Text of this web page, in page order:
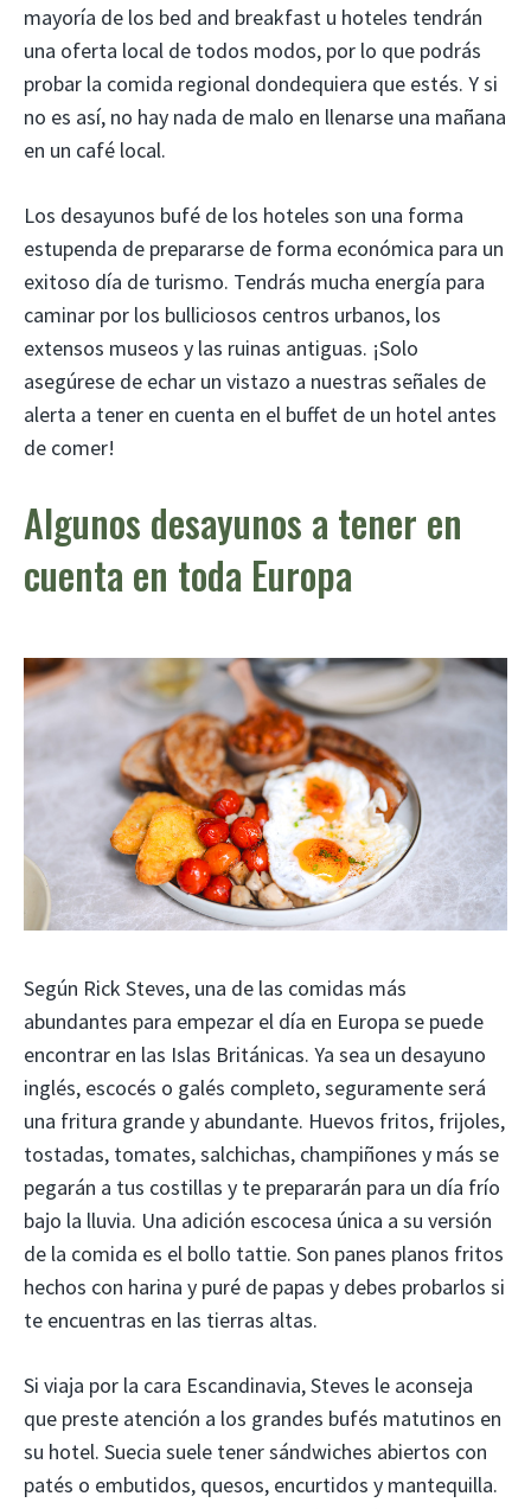
mayoría de los bed and breakfast u hoteles tendrán
una oferta local de todos modos, por lo que podrás
probar la comida regional dondequiera que estés. Y si
no es así, no hay nada de malo en llenarse una mañana
en un café local.
Los desayunos bufé de los hoteles son una forma
estupenda de prepararse de forma económica para un
exitoso día de turismo. Tendrás mucha energía para
caminar por los bulliciosos centros urbanos, los
extensos museos y las ruinas antiguas. ¡Solo
asegúrese de echar un vistazo a nuestras señales de
alerta a tener en cuenta en el buffet de un hotel antes
de comer!
Algunos desayunos a tener en
cuenta en toda Europa
Según Rick Steves, una de las comidas más
abundantes para empezar el día en Europa se puede
encontrar en las Islas Británicas. Ya sea un desayuno
inglés, escocés o galés completo, seguramente será
una fritura grande y abundante. Huevos fritos, frijoles,
tostadas, tomates, salchichas, champiñones y más se
pegarán a tus costillas y te prepararán para un día frío
bajo la lluvia. Una adición escocesa única a su versión
de la comida es el bollo tattie. Son panes planos fritos
hechos con harina y puré de papas y debes probarlos si
te encuentras en las tierras altas.
Si viaja por la cara Escandinavia, Steves le aconseja
que preste atención a los grandes bufés matutinos en
su hotel. Suecia suele tener sándwiches abiertos con
patés o embutidos, quesos, encurtidos y mantequilla.